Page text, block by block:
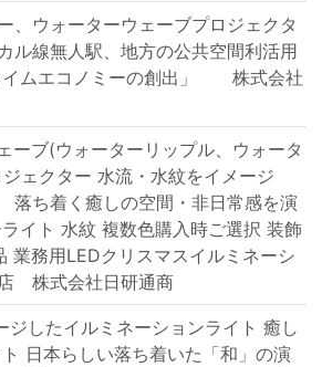
、ウォーターウェーブプロジェクタ
線無人駅、地方の公共空間利活用
イムエコノミーの創出」 株式会社
ーブ(ウォーターリップル、ウォータ
ェクター 水流・水紋をイメージ
ち着く癒しの空間・非日常感を演
イト 水紋 複数色購入時ご選択 装飾
業務用LEDクリスマスイルミネーシ
株式会社日研通商
ジしたイルミネーションライト 癒し
日本らしい落ち着いた「和」の演